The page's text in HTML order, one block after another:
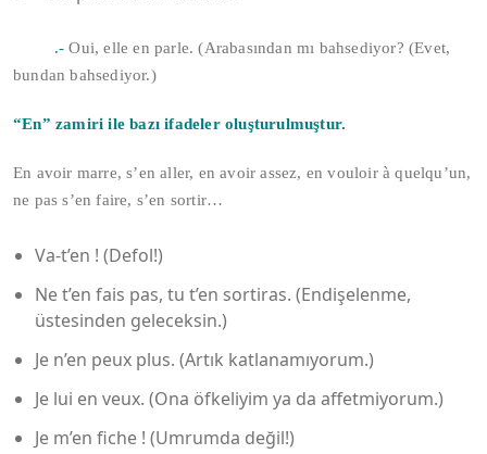
.- Oui, elle en parle. (Arabasından mı bahsediyor? (Evet,
bundan bahsediyor.)
“En” zamiri ile bazı ifadeler oluşturulmuştur.
En avoir marre, s’en aller, en avoir assez, en vouloir à quelqu’un,
ne pas s’en faire, s’en sortir…
Va-t’en ! (Defol!)
Ne t’en fais pas, tu t’en sortiras. (Endişelenme,
üstesinden geleceksin.)
Je n’en peux plus. (Artık katlanamıyorum.)
Je lui en veux. (Ona öfkeliyim ya da affetmiyorum.)
Je m’en fiche ! (Umrumda değil!)